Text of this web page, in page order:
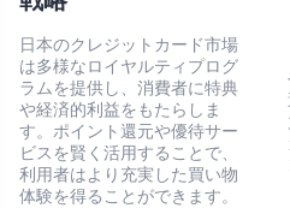
日本のクレジットカード市場
は多様なロイヤルティプログ
ラムを提供し、消費者に特典
や経済的利益をもたらしま
す。ポイント還元や優待サー
ビスを賢く活用することで、
利用者はより充実した買い物
体験を得ることができます。